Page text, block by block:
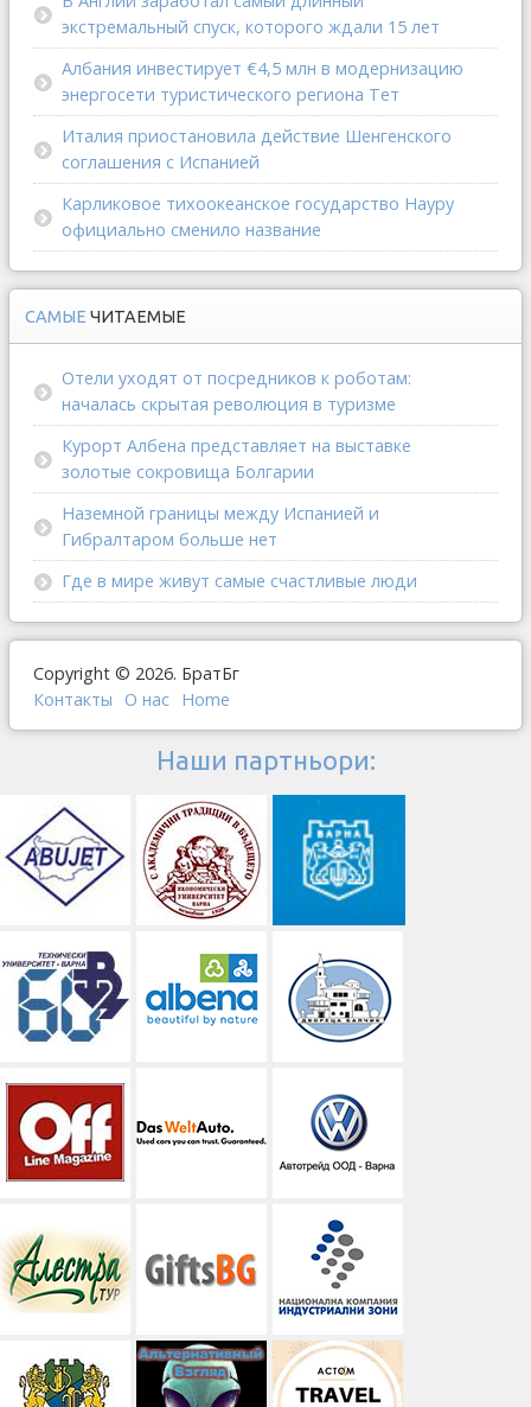
экстремальный спуск, которого ждали 15 лет
Албания инвестирует €4,5 млн в модернизацию
энергосети туристического региона Тет
Италия приостановила действие Шенгенского
соглашения с Испанией
Карликовое тихоокеанское государство Науру
официально сменило название
САМЫЕ ЧИТАЕМЫЕ
Отели уходят от посредников к роботам:
началась скрытая революция в туризме
Курорт Албена представляет на выставке
золотые сокровища Болгарии
Наземной границы между Испанией и
Гибралтаром больше нет
Где в мире живут самые счастливые люди
Copyright © 2026. БратБг
Контакты
О наc Home
Наши партньори: